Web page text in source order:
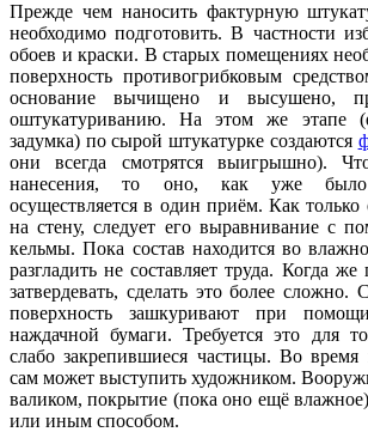
Прежде чем наносить фактурную
необходимо подготовить. В частности
обоев и краски. В старых помещениях
поверхность противогрибковым
основание вычищено и высушено,
оштукатуриванию. На этом же этапе
задумка) по сырой штукатурке создаются
они всегда смотрятся выигрышно).
нанесения, то оно, как уже
осуществляется в один приём. Как
на стену, следует его выравнивание с
кельмы. Пока состав находится во
разгладить не составляет труда. Когда
затвердевать, сделать это более
поверхность зашкуривают при
наждачной бумаги. Требуется это для
слабо закрепившиеся частицы. Во
сам может выступить художником.
валиком, покрытие (пока оно ещё
или иным способом.